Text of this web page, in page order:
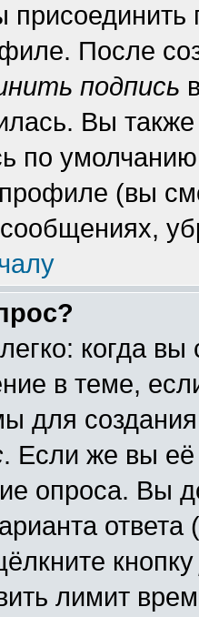
После
подпись
Вы
по
(вы
когда
в теме,
для
. Если же вы её
опроса. Вы
ответа
лимит